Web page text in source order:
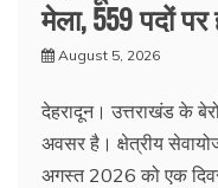
मेला, 559 पदों पर
August 5, 2026
देहरादून। उत्तराखंड के
अवसर है। क्षेत्रीय
अगस्त 2026 को एक